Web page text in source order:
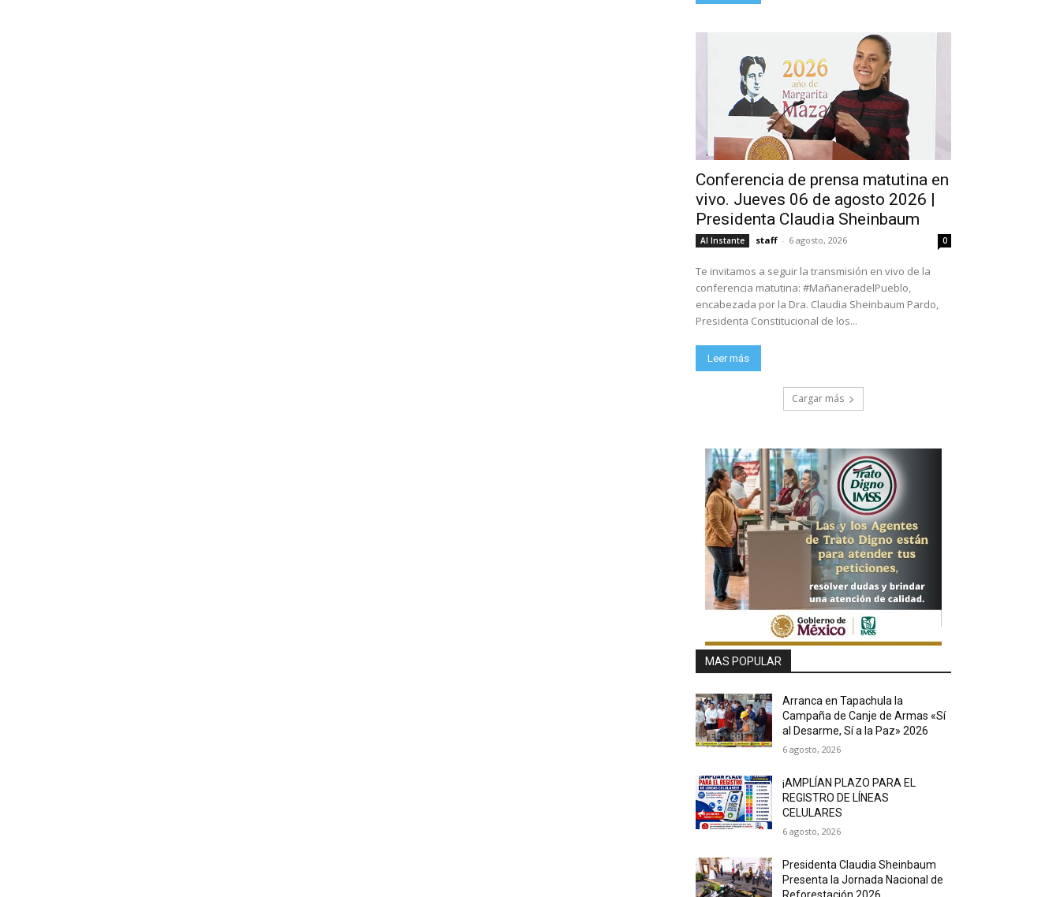
Conferencia de prensa matutina en
vivo. Jueves 06 de agosto 2026 |
Presidenta Claudia Sheinbaum
Al Instante staff - 6 agosto, 2026 0
Te invitamos a seguir la transmisión en vivo de la
conferencia matutina: #MañaneradelPueblo,
encabezada por la Dra. Claudia Sheinbaum Pardo,
Presidenta Constitucional de los...
Leer más
Cargar más
MAS POPULAR
Arranca en Tapachula la
Campaña de Canje de Armas «Sí
al Desarme, Sí a la Paz» 2026
6 agosto, 2026
¡AMPLÍAN PLAZO PARA EL
REGISTRO DE LÍNEAS
CELULARES
6 agosto, 2026
Presidenta Claudia Sheinbaum
Presenta la Jornada Nacional de